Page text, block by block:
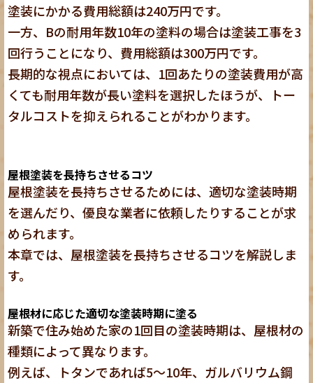
塗装にかかる費用総額は240万円です。
一方、Bの耐用年数10年の塗料の場合は塗装工事を3
回行うことになり、費用総額は300万円です。
長期的な視点においては、1回あたりの塗装費用が高
くても耐用年数が長い塗料を選択したほうが、トー
タルコストを抑えられることがわかります。
屋根塗装を長持ちさせるコツ
屋根塗装を長持ちさせるためには、適切な塗装時期
を選んだり、優良な業者に依頼したりすることが求
められます。
本章では、屋根塗装を長持ちさせるコツを解説しま
す。
屋根材に応じた適切な塗装時期に塗る
新築で住み始めた家の1回目の塗装時期は、屋根材の
種類によって異なります。
例えば、トタンであれば5〜10年、ガルバリウム鋼